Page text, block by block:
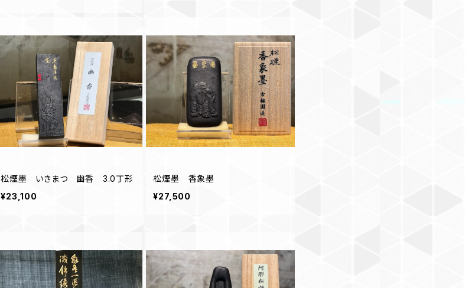
松煙墨 いきまつ 幽香 3.0丁形
¥23,100
松煙墨 香象墨
¥27,500